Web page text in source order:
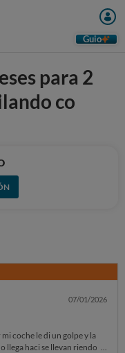
Guio
para 2
co
07/01/2026
coche le di un golpe y la
llega haci se llevan riendo